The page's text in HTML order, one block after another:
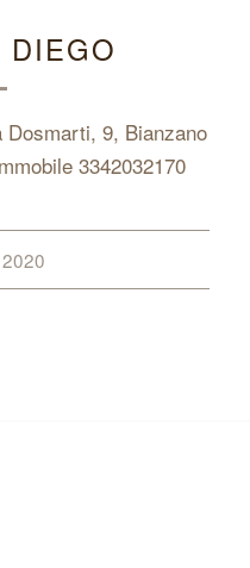
DIEGO
Dosmarti, 9, Bianzano
3342032170